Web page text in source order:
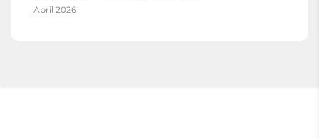
April 2026